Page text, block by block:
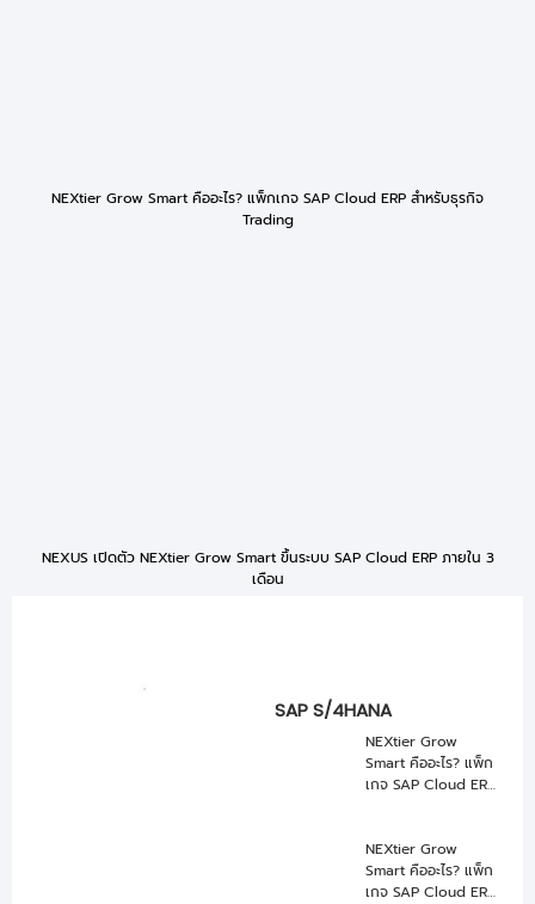
NEXtier Grow Smart คืออะไร? แพ็กเกจ SAP Cloud ERP สำหรับธุรกิจ
Trading
NEXUS เปิดตัว NEXtier Grow Smart ขึ้นระบบ SAP Cloud ERP ภายใน 3
เดือน
SAP S/4HANA
NEXtier Grow
Smart คืออะไร? แพ็ก
เกจ SAP Cloud ERP
NEXtier Grow
Smart คืออะไร? แพ็ก
เกจ SAP Cloud ERP